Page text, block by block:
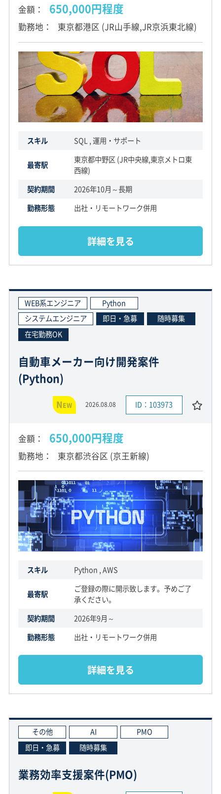
金額 650,000円程度
勤務地 東京都港区 (JR山手線,JR京浜東北線)
スキル SQL , 運用・サポート
最寄駅
東京都中野区 (JR中央線,東京メトロ東
西線)
契約期間
2026年10月～長期
勤務形態
出社・リモートワーク併用
詳細を見る
WEB系エンジニア
Python
システムエンジニア
即日・急募
随時募集
在宅勤務OK
自動車メーカー向け開発案件
(Python)
NEW 2026.08.08 ID：103973
金額 650,000円程度
勤務地 東京都渋谷区 (京王新線)
スキル Python , AWS
最寄駅
ご登録の際に開示致します。予めご了
承ください。
契約期間
2026年9月～
勤務形態
出社・リモートワーク併用
詳細を見る
その他 AI
PMO
即日・急募
随時募集
業務効率支援案件(PMO)